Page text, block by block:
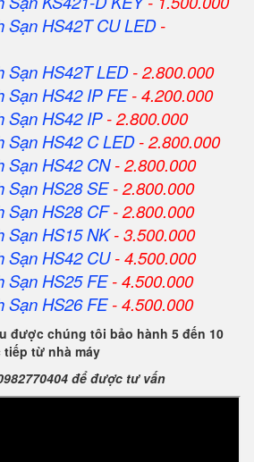
Sạn HS42T CU LED-
Sạn HS42T LED- 2.800.000
Sạn HS42 IP FE- 4.200.000
Sạn HS42 IP- 2.800.000
Sạn HS42 C LED- 2.800.000
Sạn HS42 CN- 2.800.000
Sạn HS28 SE- 2.800.000
Sạn HS28 CF- 2.800.000
Sạn HS15 NK- 3.500.000
Sạn HS42 CU- 4.500.000
Sạn HS25 FE- 4.500.000
Sạn HS26 FE- 4.500.000
được chúng tôi bảo hành 5 đến 10
tiếp từ nhà máy
để được tư vấn